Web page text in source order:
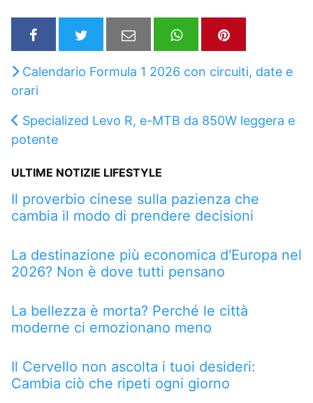
Calendario Formula 1 2026 con circuiti, date e
orari
Specialized Levo R, e-MTB da 850W leggera e
potente
ULTIME NOTIZIE LIFESTYLE
Il proverbio cinese sulla pazienza che
cambia il modo di prendere decisioni
La destinazione più economica d'Europa nel
2026? Non è dove tutti pensano
La bellezza è morta? Perché le città
moderne ci emozionano meno
Il Cervello non ascolta i tuoi desideri:
Cambia ciò che ripeti ogni giorno